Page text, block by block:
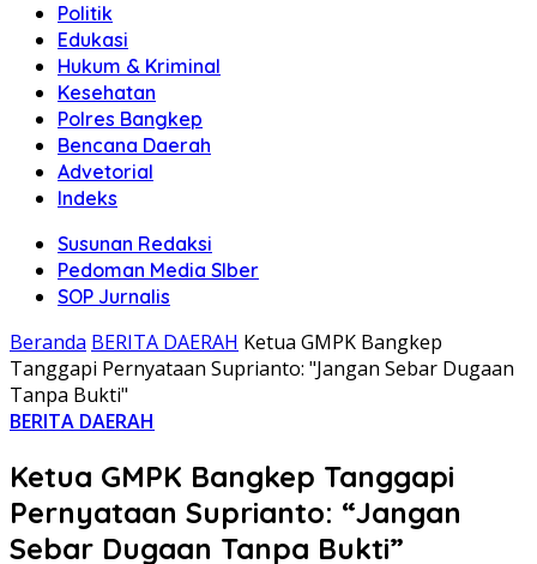
Politik
Edukasi
Hukum & Kriminal
Kesehatan
Polres Bangkep
Bencana Daerah
Advetorial
Indeks
Susunan Redaksi
Pedoman Media SIber
SOP Jurnalis
Beranda BERITA DAERAH Ketua GMPK Bangkep
Tanggapi Pernyataan Suprianto: "Jangan Sebar Dugaan
Tanpa Bukti"
BERITA DAERAH
Ketua GMPK Bangkep Tanggapi
Pernyataan Suprianto: “Jangan
Sebar Dugaan Tanpa Bukti”